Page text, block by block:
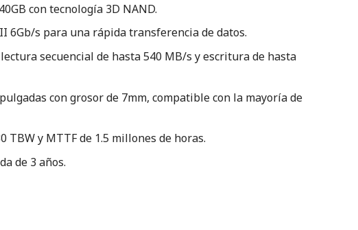
con tecnología 3D NAND.
6Gb/s para una rápida transferencia de datos.
secuencial de hasta 540 MB/s y escritura de hasta
con grosor de 7mm, compatible con la mayoría de
TBW y MTTF de 1.5 millones de horas.
de 3 años.